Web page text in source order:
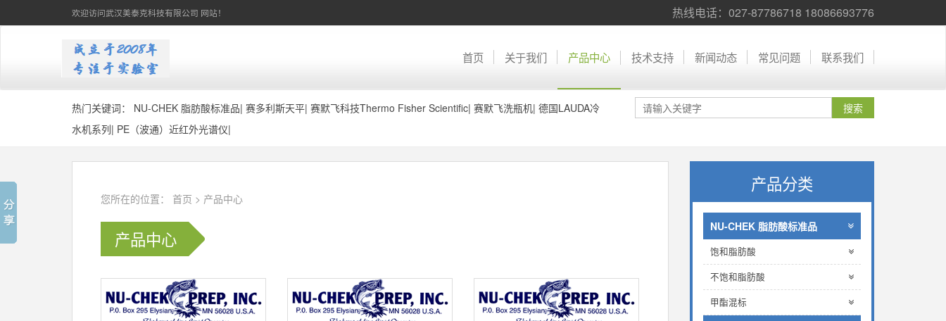
欢迎访问武汉美泰克科技有限公司 网站！ 热线电话：027-87786718 18086693776
首页 关于我们 产品中心 技术支持 新闻动态 常见问题 联系我们
热门关键词： NU-CHEK 脂肪酸标准品| 赛多利斯天平| 赛默飞科技Thermo Fisher Scientific| 赛默飞洗瓶机| 德国LAUDA冷
水机系列| PE（波通）近红外光谱仪|
您所在的位置： 首页 > 产品中心
产品中心
产品分类
NU-CHEK 脂肪酸标准品
饱和脂肪酸
不饱和脂肪酸
甲酯混标